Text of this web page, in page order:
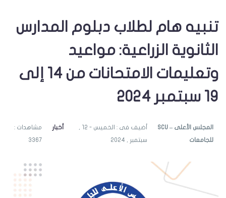
تنبيه هام لطلاب دبلوم المدارس
الثانوية الزراعية: مواعيد
وتعليمات الامتحانات من 14 إلى
19 سبتمبر 2024
SCU – المجلس الأعلى
للجامعات سبتمبر , 2024
أخبار مشاهدات :
3367